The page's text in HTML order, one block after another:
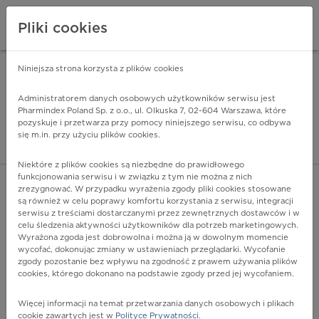
Pharmindex - lider
ZALOGUJ SIĘ
J38.5 - Skurcz krtani
Więcej na lekiicd10.pl
Pliki cookies
Niniejsza strona korzysta z plików cookies
Administratorem danych osobowych użytkowników serwisu jest
Pharmindex Poland Sp. z o.o., ul. Olkuska 7, 02-604 Warszawa, które
pozyskuje i przetwarza przy pomocy niniejszego serwisu, co odbywa
się m.in. przy użyciu plików cookies.
Niektóre z plików cookies są niezbędne do prawidłowego
funkcjonowania serwisu i w związku z tym nie można z nich
zrezygnować. W przypadku wyrażenia zgody pliki cookies stosowane
są również w celu poprawy komfortu korzystania z serwisu, integracji
serwisu z treściami dostarczanymi przez zewnętrznych dostawców i w
celu śledzenia aktywności użytkowników dla potrzeb marketingowych.
Wyrażona zgoda jest dobrowolna i można ją w dowolnym momencie
wycofać, dokonując zmiany w ustawieniach przeglądarki. Wycofanie
zgody pozostanie bez wpływu na zgodność z prawem używania plików
cookies, którego dokonano na podstawie zgody przed jej wycofaniem.
Więcej informacji na temat przetwarzania danych osobowych i plikach
cookie zawartych jest w Polityce Prywatności.
ZA DARMO - w Google Play INSTALUJ